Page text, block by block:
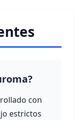
con
estrictos